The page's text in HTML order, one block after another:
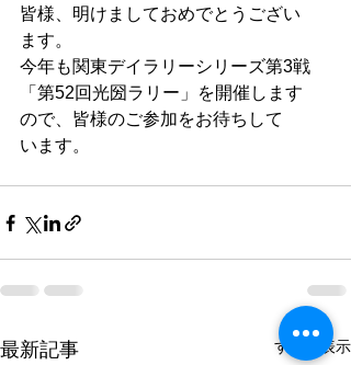
皆様、明けましておめでとうござい
ます。
今年も関東デイラリーシリーズ第3戦
「第52回光圀ラリー」を開催します
ので、皆様のご参加をお待ちして
います。
最新記事 すべて表示